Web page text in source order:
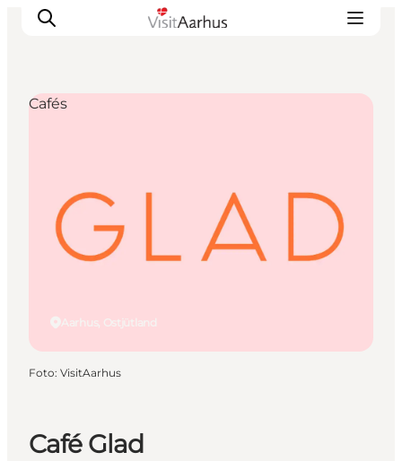
Städte und Regionen
Reiseplanung
Transport
Café Glad
Aarhus, Ostjütland
Cafés
Foto: VisitAarhus